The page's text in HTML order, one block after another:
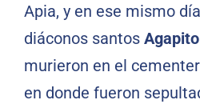
Apia, y en ese mismo
diáconos santos Agapito
murieron en el
en donde fueron